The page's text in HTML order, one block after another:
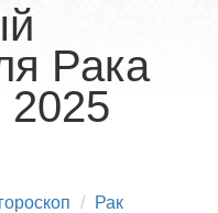
Рака
Рак